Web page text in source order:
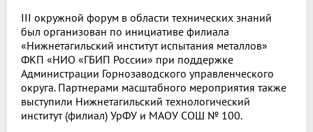
III окружной форум в области технических знаний
был организован по инициативе филиала
«Нижнетагильский институт испытания металлов»
ФКП «НИО «ГБИП России» при поддержке
Администрации Горнозаводского управленческого
округа. Партнерами масштабного мероприятия также
выступили Нижнетагильский технологический
институт (филиал) УрФУ и МАОУ СОШ № 100.